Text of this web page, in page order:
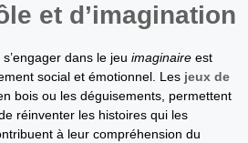
et d’imagination
dans le jeu imaginaire est
social et émotionnel. Les jeux de
bois ou les déguisements, permettent
réinventer les histoires qui les
à leur compréhension du